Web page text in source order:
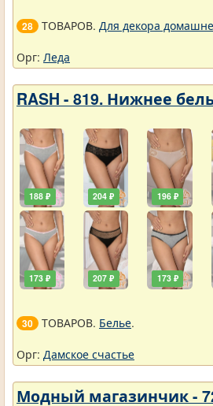
28 ТОВАРОВ. Для декора
Орг: Леда
RASH - 819. Нижнее
188 ₽
173 ₽
204 ₽
207 ₽
196 ₽
173 ₽
30 ТОВАРОВ. Белье.
Орг: Дамское счастье
Модный магазинчик -